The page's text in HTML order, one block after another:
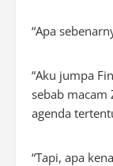
“Apa
“Aku jumpa
sebab macam
agenda
“Tapi, apa